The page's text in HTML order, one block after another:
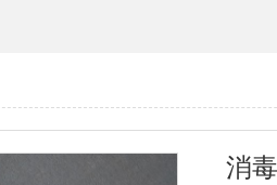
消